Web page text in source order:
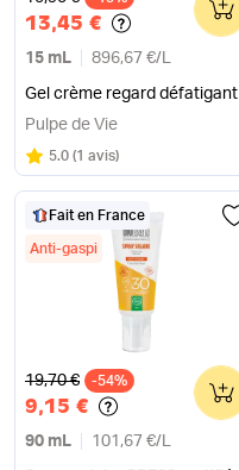
13,45 €
15 mL 896,67 €/ L
Gel crème regard défatigant
Pulpe de Vie
Note
5.0 sur 5
(1 avis)
Fait en France
Anti-gaspi
Ancien prix
19,70 € -54%
9,15 €
90 mL 101,67 €/ L
0